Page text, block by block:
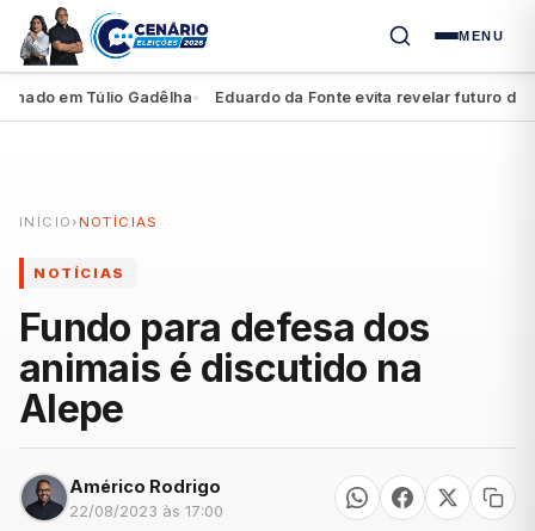
MENU
em Túlio Gadêlha● Eduardo da Fonte evita revelar futuro de
INÍCIO › NOTÍCIAS
NOTÍCIAS
Fundo para defesa dos
animais é discutido na
Alepe
Américo Rodrigo
22/08/2023 às 17:00